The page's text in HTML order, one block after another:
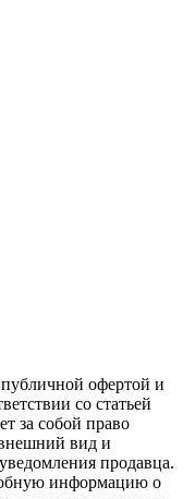
офертой и
со статьей
за собой право
внешний вид и
продавца.
информацию о